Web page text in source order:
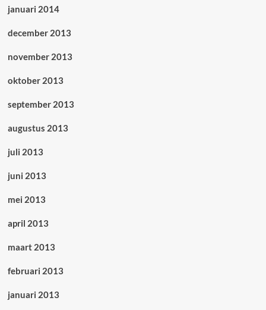
januari 2014
december 2013
november 2013
oktober 2013
september 2013
augustus 2013
juli 2013
juni 2013
mei 2013
april 2013
maart 2013
februari 2013
januari 2013